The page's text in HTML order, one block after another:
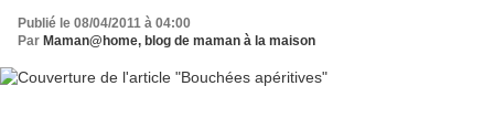
Publié le 08/04/2011 à 04:00
Par Maman@home, blog de maman à la maison